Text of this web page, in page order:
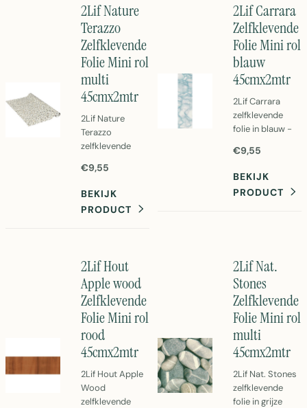
zelfklevende
achterzijde.
Eenvoudig aan te
brengen en
schoon te
maken.
2Lif Nature
Terazzo
Zelfklevende
Folie Mini rol
multi
45cmx2mtr
2Lif Nature
Terazzo
zelfklevende
multi kleuren.
PVC folie voor
meubelfolie en
zelfklevend
behang.
€9,55
BEKIJK
PRODUCT
2Lif Carrara
Zelfklevende
Folie Mini rol
blauw
45cmx2mtr
2Lif Carrara
zelfklevende
folie in blauw -
Perfecte
voor meubels en
wanden.
achterzijde.
€9,55
BEKIJK
PRODUCT
2Lif Hout
Apple wood
Zelfklevende
Folie Mini rol
rood
45cmx2mtr
2Lif Hout Apple
Wood
zelfklevende
2Lif Nat.
Stones
Zelfklevende
Folie Mini rol
multi
45cmx2mtr
2Lif Nat. Stones
zelfklevende
folie in grijze